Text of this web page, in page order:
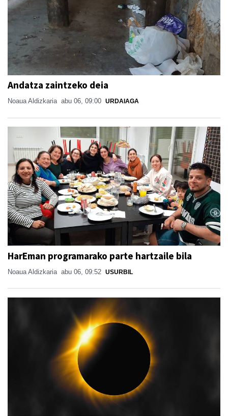
Andatza zaintzeko deia
Noaua Aldizkaria abu 06, 09:00 URDAIAGA
HarEman programarako parte hartzaile bila
Noaua Aldizkaria abu 06, 09:52 USURBIL